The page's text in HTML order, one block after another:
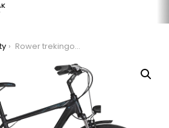
Rower trekingowy kellys carson 40 2018